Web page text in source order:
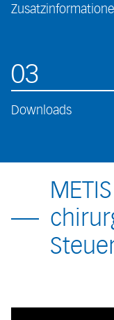
03
Downloads